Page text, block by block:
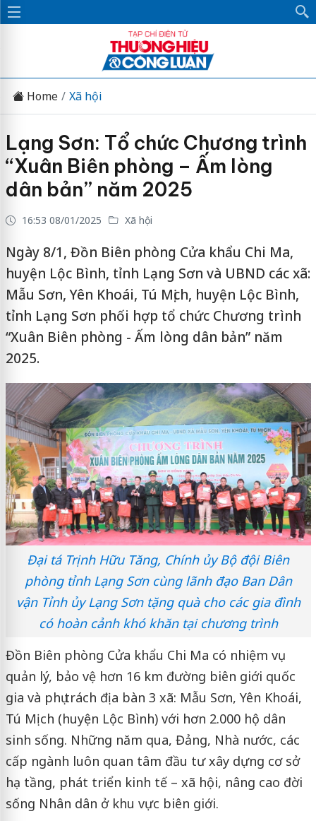
Home Xã hội
Lạng Sơn: Tổ chức Chương trình
“Xuân Biên phòng – Ấm lòng
dân bản” năm 2025
16:53 08/01/2025 Xã hội
Ngày 8/1, Đồn Biên phòng Cửa khẩu Chi Ma,
huyện Lộc Bình, tỉnh Lạng Sơn và UBND các xã:
Mẫu Sơn, Yên Khoái, Tú Mịch, huyện Lộc Bình,
tỉnh Lạng Sơn phối hợp tổ chức Chương trình
“Xuân Biên phòng - Ấm lòng dân bản” năm
2025.
Đại tá Trịnh Hữu Tăng, Chính ủy Bộ đội Biên
phòng tỉnh Lạng Sơn cùng lãnh đạo Ban Dân
vận Tỉnh ủy Lạng Sơn tặng quà cho các gia đình
có hoàn cảnh khó khăn tại chương trình
Đồn Biên phòng Cửa khẩu Chi Ma có nhiệm vụ
quản lý, bảo vệ hơn 16 km đường biên giới quốc
gia và phụ trách địa bàn 3 xã: Mẫu Sơn, Yên Khoái,
Tú Mịch (huyện Lộc Bình) với hơn 2.000 hộ dân
sinh sống. Những năm qua, Đảng, Nhà nước, các
cấp ngành luôn quan tâm đầu tư xây dựng cơ sở
hạ tầng, phát triển kinh tế – xã hội, nâng cao đời
sống Nhân dân ở khu vực biên giới.